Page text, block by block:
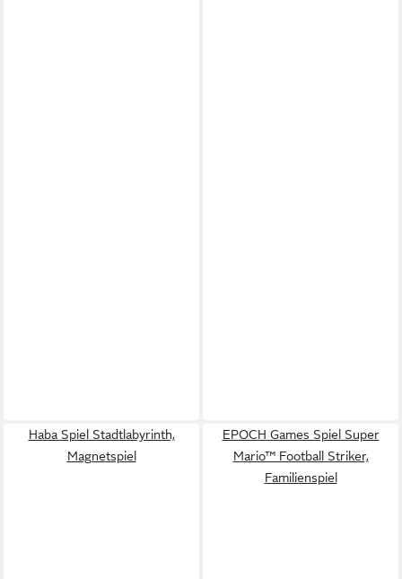
Haba Spiel Stadtlabyrinth,
Magnetspiel
EPOCH Games Spiel Super
Mario™ Football Striker,
Familienspiel